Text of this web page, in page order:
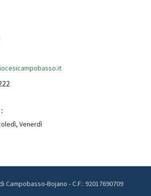
Venerdì
Bojano - C.F.: 92017690709